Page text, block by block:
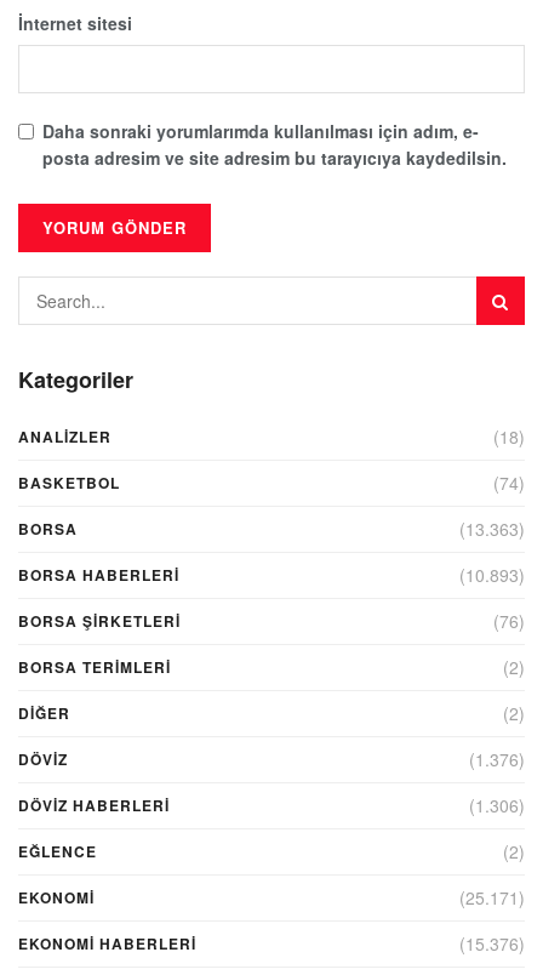
İnternet sitesi
Daha sonraki yorumlarımda kullanılması için adım, e-
posta adresim ve site adresim bu tarayıcıya kaydedilsin.
Kategoriler
ANALIZLER (18)
BASKETBOL (74)
BORSA (13.363)
BORSA HABERLERI (10.893)
BORSA ŞIRKETLERI (76)
BORSA TERIMLERI (2)
DIĞER (2)
DÖVİZ (1.376)
DÖVIZ HABERLERI (1.306)
EĞLENCE (2)
EKONOMİ (25.171)
EKONOMI HABERLERI (15.376)